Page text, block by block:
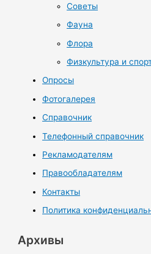
Советы
Фауна
Флора
Физкультура и
Опросы
Фотогалерея
Справочник
Телефонный справочник
Рекламодателям
Правообладателям
Контакты
Политика
Архивы